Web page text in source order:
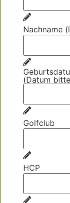
Nachname
(Datum
Golfclub
HCP